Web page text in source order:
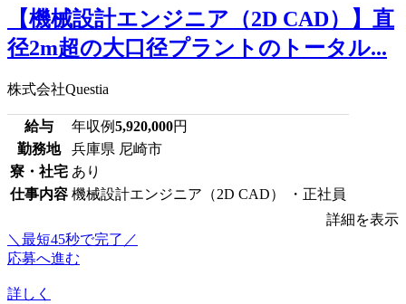
【機械設計エンジニア（2D CAD）】直
径2m超の大口径プラントのトータル...
株式会社Questia
給与 年収例5,920,000円
勤務地
兵庫県 尼崎市
寮・社宅 あり
仕事内容 機械設計エンジニア（2D CAD） ・正社員
詳細を表示
＼最短45秒で完了／
応募へ進む
詳しく